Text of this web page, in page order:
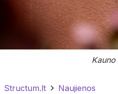
Structum.lt Naujienos